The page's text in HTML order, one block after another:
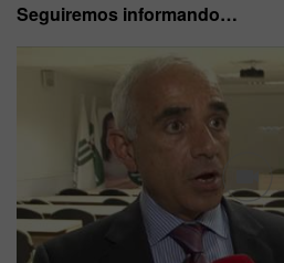
Seguiremos informando…